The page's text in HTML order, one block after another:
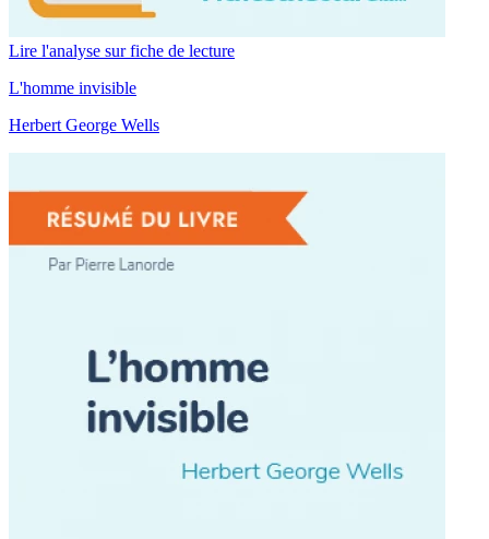
Lire l'analyse sur fiche de lecture
L'homme invisible
Herbert George Wells